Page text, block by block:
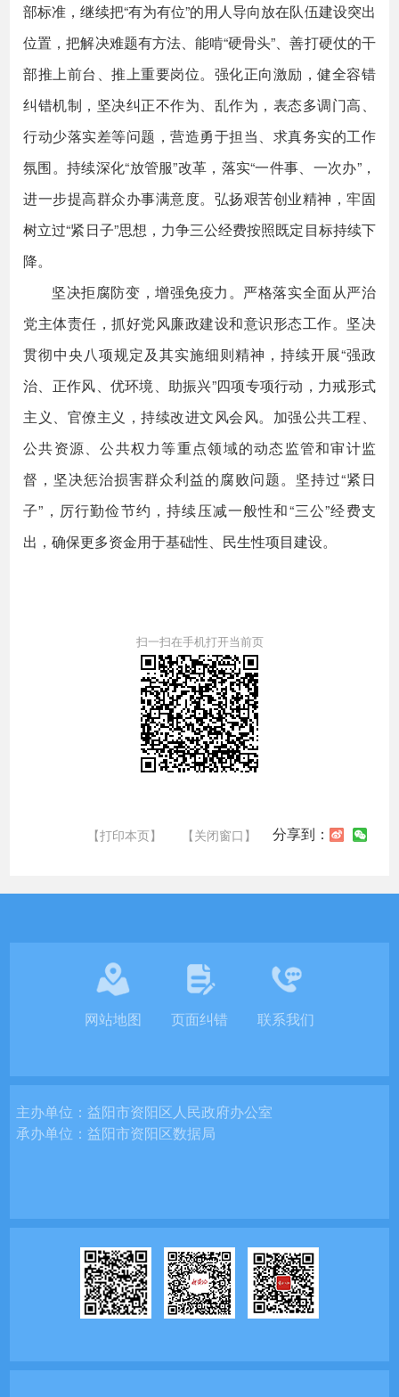
部标准，继续把“有为有位”的用人导向放在队伍建设突出
位置，把解决难题有方法、能啃“硬骨头”、善打硬仗的干
部推上前台、推上重要岗位。强化正向激励，健全容错
纠错机制，坚决纠正不作为、乱作为，表态多调门高、
行动少落实差等问题，营造勇于担当、求真务实的工作
氛围。持续深化“放管服”改革，落实“一件事、一次办”，
进一步提高群众办事满意度。弘扬艰苦创业精神，牢固
树立过“紧日子”思想，力争三公经费按照既定目标持续下
降。
坚决拒腐防变，增强免疫力。严格落实全面从严治
党主体责任，抓好党风廉政建设和意识形态工作。坚决
贯彻中央八项规定及其实施细则精神，持续开展“强政
治、正作风、优环境、助振兴”四项专项行动，力戒形式
主义、官僚主义，持续改进文风会风。加强公共工程、
公共资源、公共权力等重点领域的动态监管和审计监
督，坚决惩治损害群众利益的腐败问题。坚持过“紧日
子”，厉行勤俭节约，持续压减一般性和“三公”经费支
出，确保更多资金用于基础性、民生性项目建设。
扫一扫在手机打开当前页
【打印本页】 【关闭窗口】 分享到：
网站地图 页面纠错 联系我们
主办单位：益阳市资阳区人民政府办公室
承办单位：益阳市资阳区数据局